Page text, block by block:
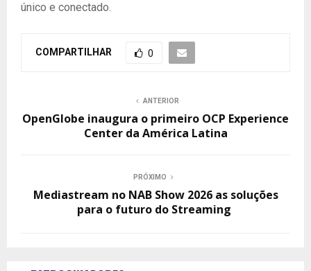
único e conectado.
COMPARTILHAR 0
ANTERIOR
OpenGlobe inaugura o primeiro OCP Experience
Center da América Latina
PRÓXIMO
Mediastream no NAB Show 2026 as soluções
para o futuro do Streaming